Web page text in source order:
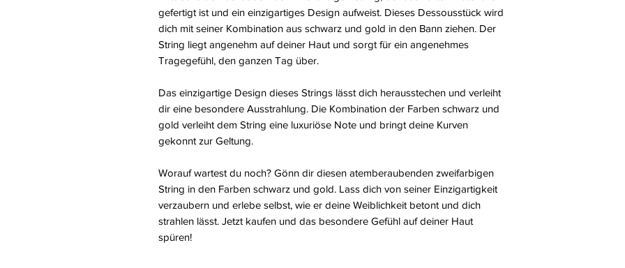
gefertigt ist und ein einzigartiges Design aufweist. Dieses Dessousstück wird
dich mit seiner Kombination aus schwarz und gold in den Bann ziehen. Der
String liegt angenehm auf deiner Haut und sorgt für ein angenehmes
Tragegefühl, den ganzen Tag über.
Das einzigartige Design dieses Strings lässt dich herausstechen und verleiht
dir eine besondere Ausstrahlung. Die Kombination der Farben schwarz und
gold verleiht dem String eine luxuriöse Note und bringt deine Kurven
gekonnt zur Geltung.
Worauf wartest du noch? Gönn dir diesen atemberaubenden zweifarbigen
String in den Farben schwarz und gold. Lass dich von seiner Einzigartigkeit
verzaubern und erlebe selbst, wie er deine Weiblichkeit betont und dich
strahlen lässt. Jetzt kaufen und das besondere Gefühl auf deiner Haut
spüren!